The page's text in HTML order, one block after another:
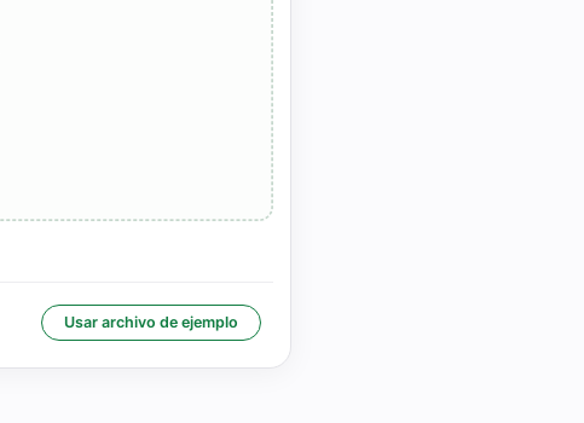
Usar archivo de ejemplo